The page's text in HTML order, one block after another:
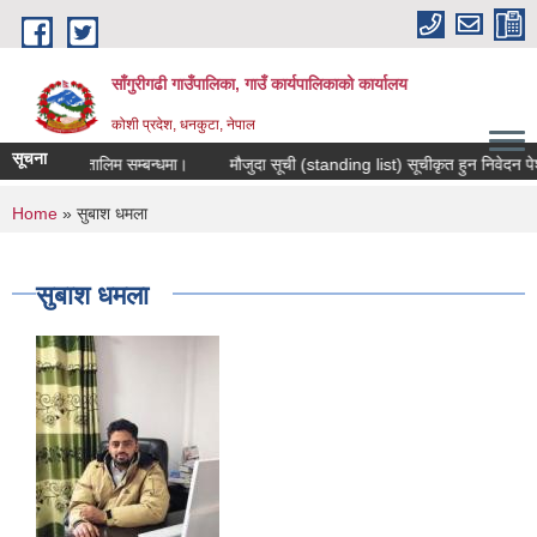
Skip to main content
साँगुरीगढी गाउँपालिका, गाउँ कार्यपालिकाको कार्यालय
कोशी प्रदेश, धनकुटा, नेपाल
सूचना
मुलक तालिम सम्बन्धमा। मौजुदा सूची (standing list) सूचीकृत हुन निवेदन पेश
You are here
Home » सुबाश धमला
सुबाश धमला